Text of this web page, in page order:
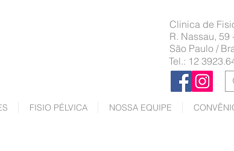
Clinica de
R. Nassau,
São Paulo /
Tel.: 12
FISIO PÉLVICA NOSSA EQUIPE